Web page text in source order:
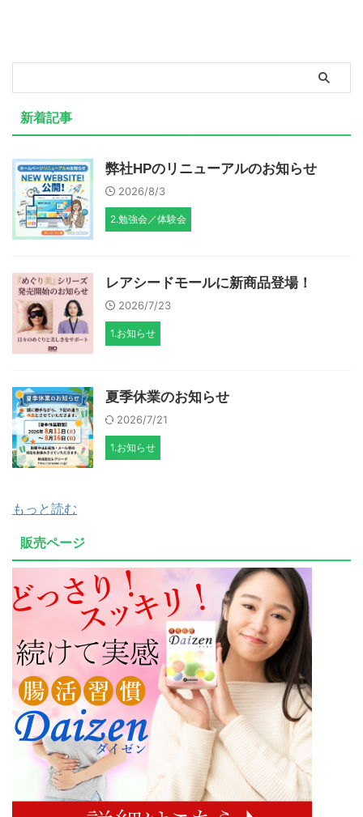
新着記事
弊社HPのリニューアルのお知らせ
2026/8/3
2.勉強会／体験会
レアシードモールに新商品登場！
2026/7/23
1.お知らせ
夏季休業のお知らせ
2026/7/21
1.お知らせ
もっと読む
販売ページ